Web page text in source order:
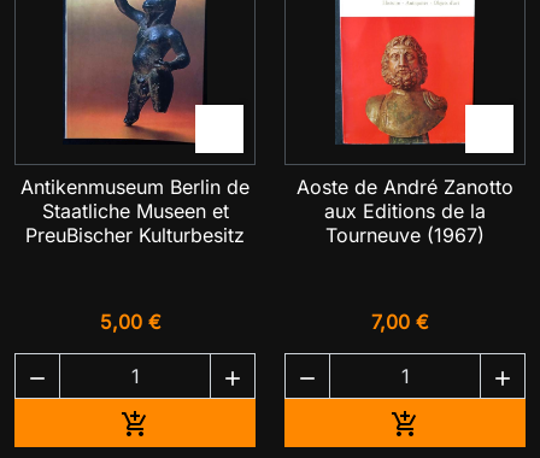
Antikenmuseum Berlin de
Staatliche Museen et
PreuBischer Kulturbesitz
5,00 €
 

Aoste de André Zanotto
aux Editions de la
Tourneuve (1967)
7,00 €
 
